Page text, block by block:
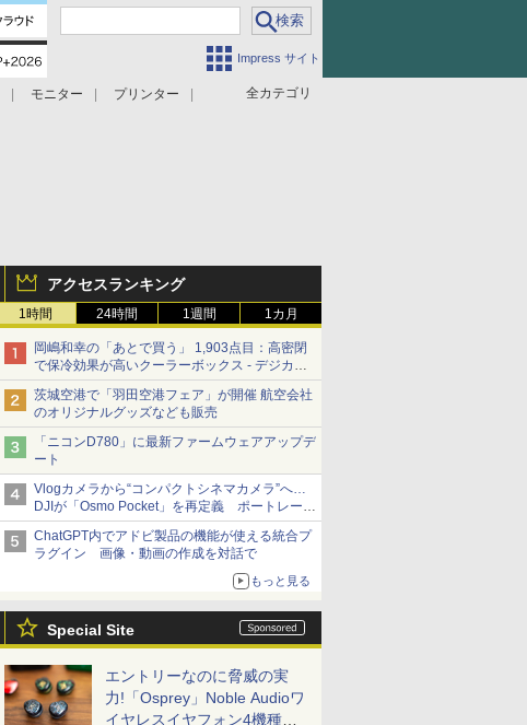
Impress サイト
全カテゴリ
モニター
プリンター
アクセスランキング
1時間 24時間 1週間 1カ月
岡嶋和幸の「あとで買う」 1,903点目：高密閉
で保冷効果が高いクーラーボックス - デジカメ
Watch
茨城空港で「羽田空港フェア」が開催 航空会社
のオリジナルグッズなども販売
「ニコンD780」に最新ファームウェアアップデ
ート
Vlogカメラから“コンパクトシネマカメラ”へ…
DJIが「Osmo Pocket」を再定義 ポートレート
重視の映像設計に
ChatGPT内でアドビ製品の機能が使える統合プ
ラグイン 画像・動画の作成を対話で
もっと見る
Special Site
エントリーなのに脅威の実
力!「Osprey」Noble Audioワ
イヤレスイヤフォン4機種を